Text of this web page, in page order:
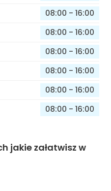
08:00 - 16:00
08:00 - 16:00
08:00 - 16:00
08:00 - 16:00
08:00 - 16:00
08:00 - 16:00
jakie załatwisz w